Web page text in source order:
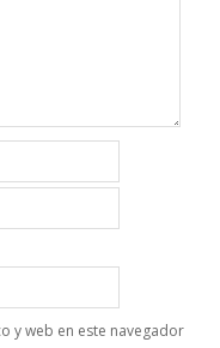
y web en este navegador